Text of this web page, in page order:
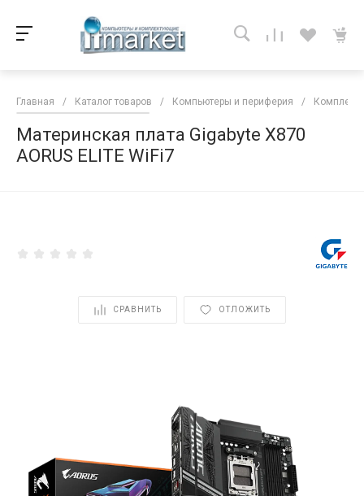
Главная / Каталог товаров / Компьютеры и периферия /
Материнская плата Gigabyte X870
AORUS ELITE WiFi7
СРАВНИТЬ ОТЛОЖИТЬ